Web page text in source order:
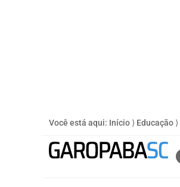
Você está aqui: Início ⟩ Educação ⟩